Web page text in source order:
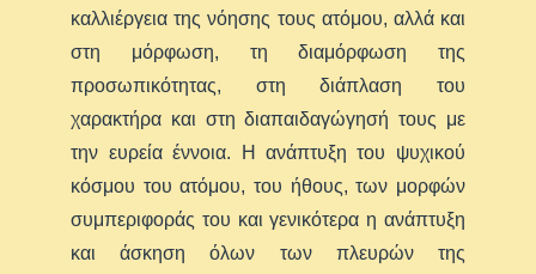
καλλιέργεια της νόησης τους ατόμου, αλλά και
στη μόρφωση, τη διαμόρφωση της
προσωπικότητας, στη διάπλαση του
χαρακτήρα και στη διαπαιδαγώγησή τους με
την ευρεία έννοια. Η ανάπτυξη του ψυχικού
κόσμου του ατόμου, του ήθους, των μορφών
συμπεριφοράς του και γενικότερα η ανάπτυξη
και άσκηση όλων των πλευρών της